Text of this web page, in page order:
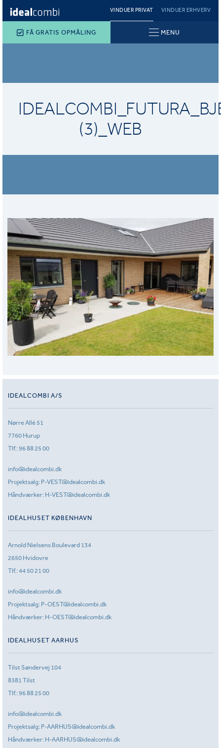
VINDUER PRIVAT VINDUER ERHVERV
FÅ GRATIS OPMÅLING MENU
(3)_WEB
IDEALCOMBI A/S
Nørre Allé 51
7760 Hurup
Tlf.:96 88 25 00
info@idealcombi.dk
Projektsalg: P-VEST@idealcombi.dk
Håndværker: H-VEST@idealcombi.dk
IDEALHUSET KØBENHAVN
Arnold Nielsens Boulevard 134
2650 Hvidovre
Tlf.:44 50 21 00
info@idealcombi.dk
Projektsalg: P-OEST@idealcombi.dk
Håndværker: H-OEST@idealcombi.dk
IDEALHUSET AARHUS
Tilst Søndervej 104
8381 Tilst
Tlf.:96 88 25 00
info@idealcombi.dk
Projektsalg: P-AARHUS@idealcombi.dk
Håndværker: H-AARHUS@idealcombi.dk